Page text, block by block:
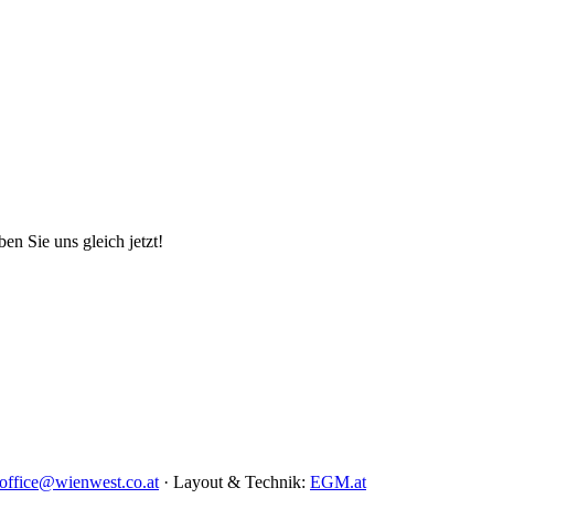
Sie uns gleich jetzt!
office@wienwest.co.at · Layout & Technik: EGM.at